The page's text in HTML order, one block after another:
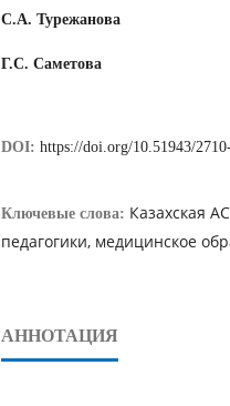
С.А. Турежанова
Г.С. Саметова
DOI: https://doi.org/10.51943/
Ключевые слова: Казахская
педагогики, медицинское
АННОТАЦИЯ